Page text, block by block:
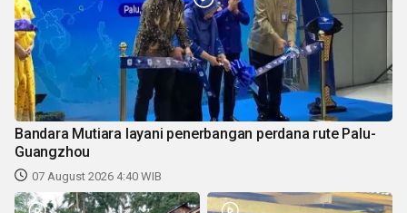
Bandara Mutiara layani penerbangan perdana rute Palu-
Guangzhou
07 August 2026 4:40 WIB